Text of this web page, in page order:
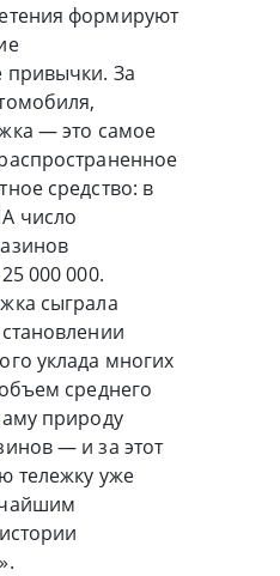
формируют
привычки. За
— это самое
средство: в
число
000 000.
сыграла
уклада многих
среднего
природу
— и за этот
тележку уже